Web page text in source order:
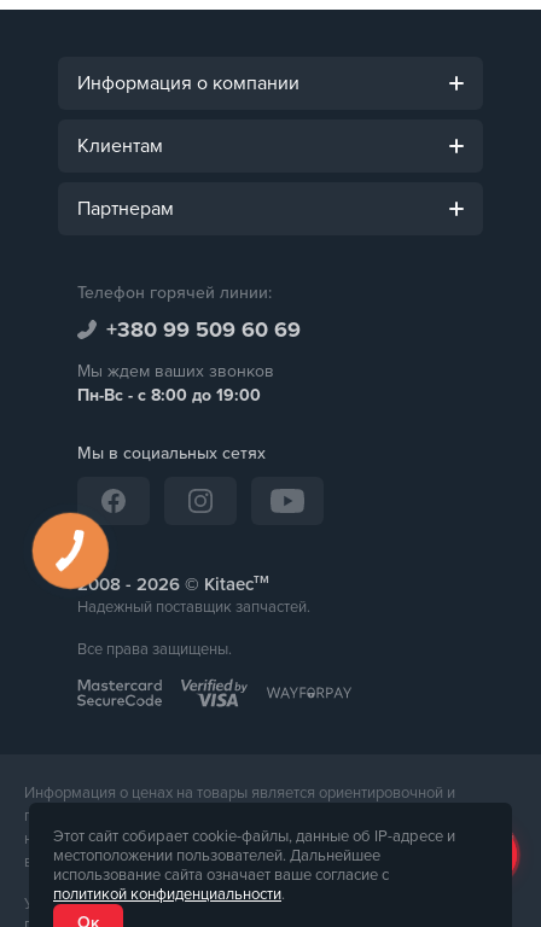
Информация о компании
Клиентам
Партнерам
Телефон горячей линии:
+380 99 509 60 69
Мы ждем ваших звонков
Пн-Вс - с 8:00 до 19:00
Мы в социальных сетях
2008 - © Kitaecтм
Надежный поставщик запчастей.
Все права защищены.
Информация о ценах на товары является ориентировочной и
предоставляется для справки. Точная стоимость товара будет
названа менеджером магазина при подтверждении заказа. Внешний
вид и комплектация товара может отличаться от его фотографии.
Услуги предоставляет ФЛП Тюпа Петр Павлович, ИПН 2770105454.
Этот сайт собирает cookie-файлы, данные об IP-адресе и
местоположении пользователей. Дальнейшее
использование сайта означает ваше согласие с
политикой конфиденциальности.
Ок